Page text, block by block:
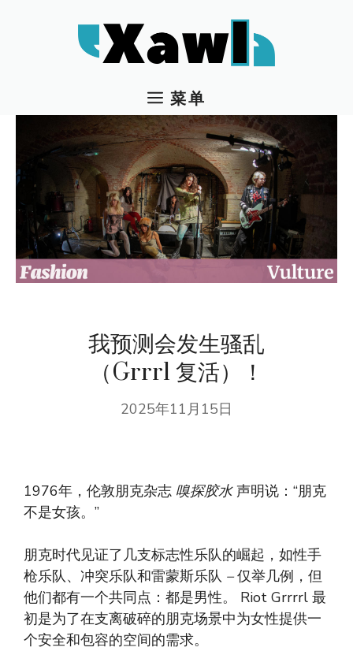
菜单
我预测会发生骚乱
（Grrrl 复活）！
2025年11月15日
1976年，伦敦朋克杂志 嗅探胶水声明说：“朋克
不是女孩。”
朋克时代见证了几支标志性乐队的崛起，如性手
枪乐队、冲突乐队和雷蒙斯乐队 –仅举几例，但
他们都有一个共同点：都是男性。 Riot Grrrrl 最
初是为了在支离破碎的朋克场景中为女性提供一
个安全和包容的空间的需求。